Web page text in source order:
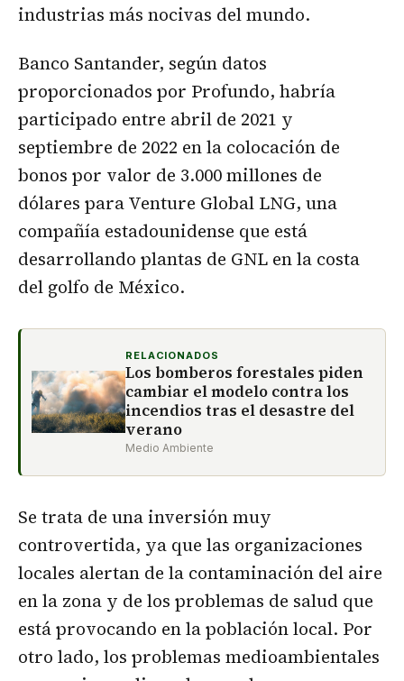
industrias más nocivas del mundo.
Banco Santander, según datos
proporcionados por Profundo, habría
participado entre abril de 2021 y
septiembre de 2022 en la colocación de
bonos por valor de 3.000 millones de
dólares para Venture Global LNG, una
compañía estadounidense que está
desarrollando plantas de GNL en la costa
del golfo de México.
RELACIONADOS
Los bomberos forestales piden
cambiar el modelo contra los
incendios tras el desastre del
verano
Medio Ambiente
Se trata de una inversión muy
controvertida, ya que las organizaciones
locales alertan de la contaminación del aire
en la zona y de los problemas de salud que
está provocando en la población local. Por
otro lado, los problemas medioambientales